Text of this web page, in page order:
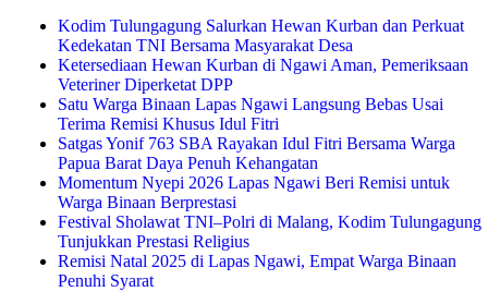
Kodim Tulungagung Salurkan Hewan Kurban dan Perkuat
Kedekatan TNI Bersama Masyarakat Desa
Ketersediaan Hewan Kurban di Ngawi Aman, Pemeriksaan
Veteriner Diperketat DPP
Satu Warga Binaan Lapas Ngawi Langsung Bebas Usai
Terima Remisi Khusus Idul Fitri
Satgas Yonif 763 SBA Rayakan Idul Fitri Bersama Warga
Papua Barat Daya Penuh Kehangatan
Momentum Nyepi 2026 Lapas Ngawi Beri Remisi untuk
Warga Binaan Berprestasi
Festival Sholawat TNI–Polri di Malang, Kodim Tulungagung
Tunjukkan Prestasi Religius
Remisi Natal 2025 di Lapas Ngawi, Empat Warga Binaan
Penuhi Syarat